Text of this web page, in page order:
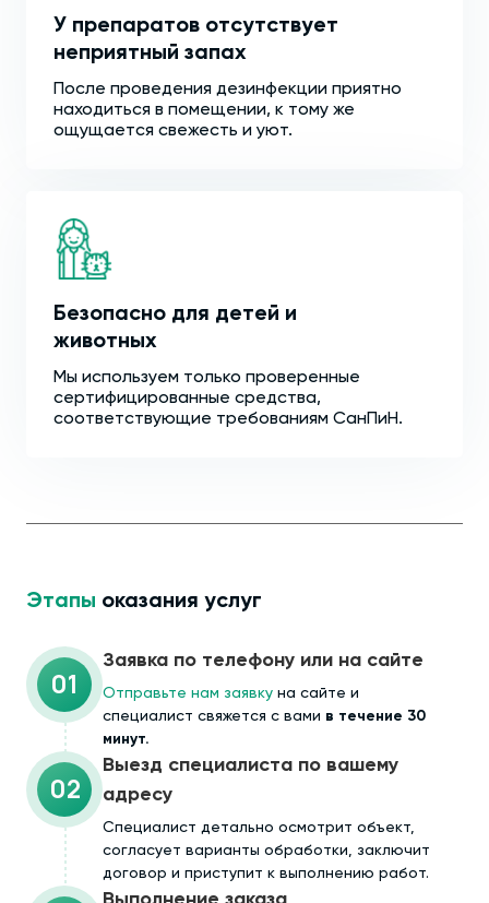
У препаратов отсутствует
неприятный запах
После проведения дезинфекции приятно
находиться в помещении, к тому же
ощущается свежесть и уют.
Безопасно для детей и
животных
Мы используем только проверенные
сертифицированные средства,
соответствующие требованиям СанПиН.
Этапы оказания услуг
01
Заявка по телефону или на сайте
Отправьте нам заявку на сайте и
специалист свяжется с вами в течение 30
минут.
02
Выезд специалиста по вашему
адресу
Cпециалист детально осмотрит объект,
согласует варианты обработки, заключит
договор и приступит к выполнению работ.